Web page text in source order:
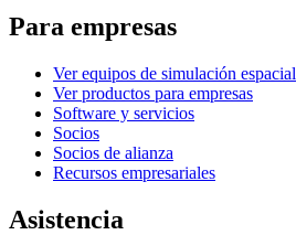
Para empresas
Ver equipos de simulación espacial
Ver productos para empresas
Software y servicios
Socios
Socios de alianza
Recursos empresariales
Asistencia